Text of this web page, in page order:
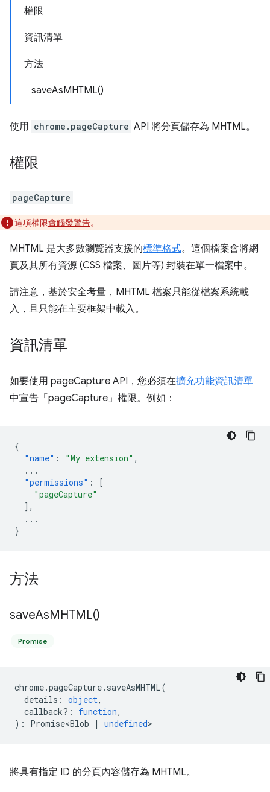
權限
資訊清單
方法
saveAsMHTML()
使用 chrome.pageCapture API 將分頁儲存為 MHTML。
權限
pageCapture
這項權限會觸發警告。
MHTML 是大多數瀏覽器支援的標準格式。這個檔案會將網
頁及其所有資源 (CSS 檔案、圖片等) 封裝在單一檔案中。
請注意，基於安全考量，MHTML 檔案只能從檔案系統載
入，且只能在主要框架中載入。
資訊清單
如要使用 pageCapture API，您必須在擴充功能資訊清單
中宣告「pageCapture」權限。例如：
{
"name" : "My extension" ,
...
"permissions" :
[
"pageCapture"
],
...
}
方法
saveAsMHTML()
Promise
chrome.pageCapture. saveAsMHTML(
details : object,
callback? : function,
) : Promise<Blob | undefined>
將具有指定 ID 的分頁內容儲存為 MHTML。